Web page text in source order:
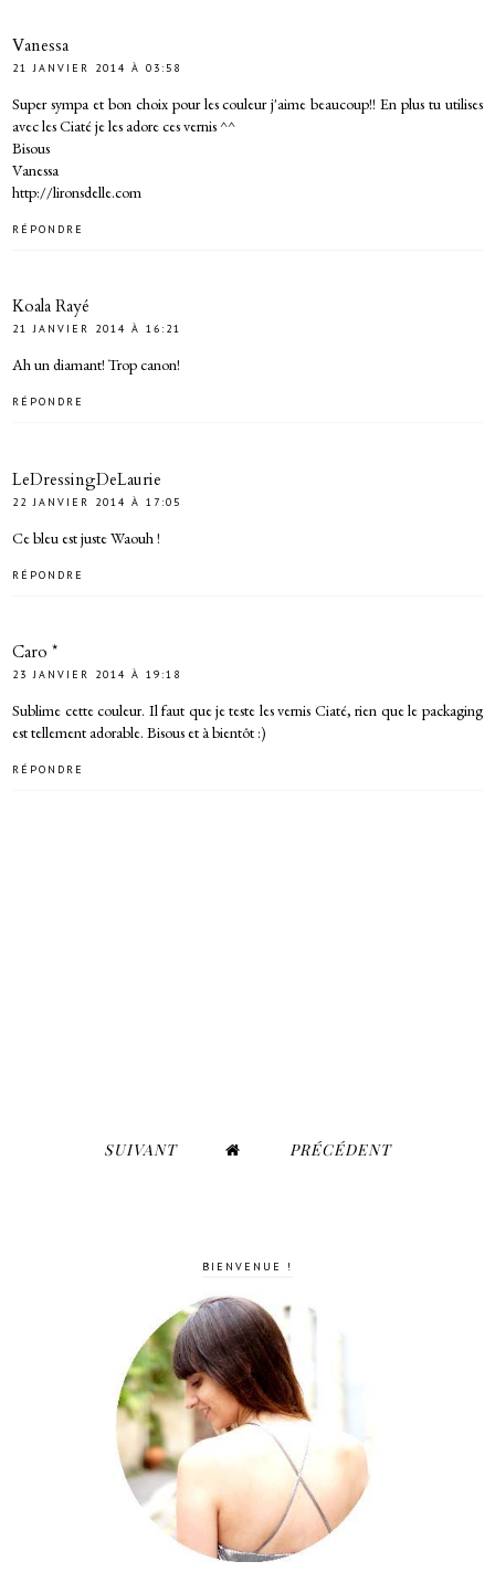
Vanessa
21 JANVIER 2014 À 03:58
Super sympa et bon choix pour les couleur j'aime beaucoup!! En plus tu utilises
avec les Ciaté je les adore ces vernis ^^
Bisous
Vanessa
http://lironsdelle.com
RÉPONDRE
Koala Rayé
21 JANVIER 2014 À 16:21
Ah un diamant! Trop canon!
RÉPONDRE
LeDressingDeLaurie
22 JANVIER 2014 À 17:05
Ce bleu est juste Waouh !
RÉPONDRE
Caro *
23 JANVIER 2014 À 19:18
Sublime cette couleur. Il faut que je teste les vernis Ciaté, rien que le packaging
est tellement adorable. Bisous et à bientôt :)
RÉPONDRE
SUIVANT PRÉCÉDENT
BIENVENUE !